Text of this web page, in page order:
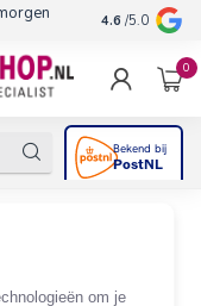
om je
10+jaar
4.6 /5.0
0